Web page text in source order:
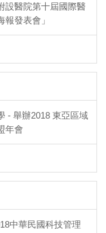
設醫院第十屆國際醫
報發表會」
- 舉辦2018 東亞區域
年會
中華民國科技管理